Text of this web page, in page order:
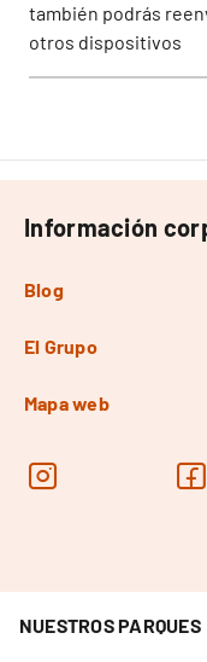
también podrás
otros dispositivos
Información
Blog
El Grupo
Mapa web
NUESTROS PARQUES